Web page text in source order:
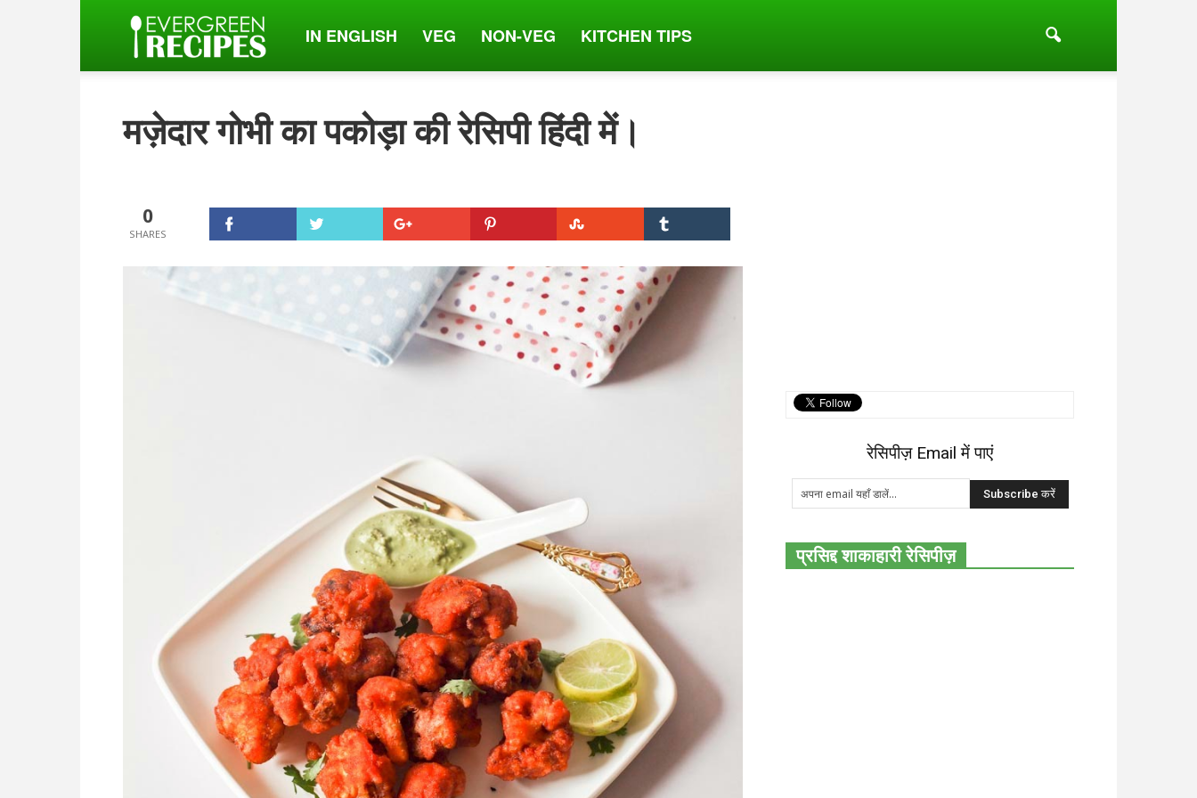
Evergreen
IN ENGLISH VEG NON-VEG KITCHEN TIPS
मज़ेदार गोभी का पकोड़ा की रेसिपी हिंदी में।
0
रेसिपीज़ Email में पाएं
प्रसिद्द शाकाहारी रेसिपीज़